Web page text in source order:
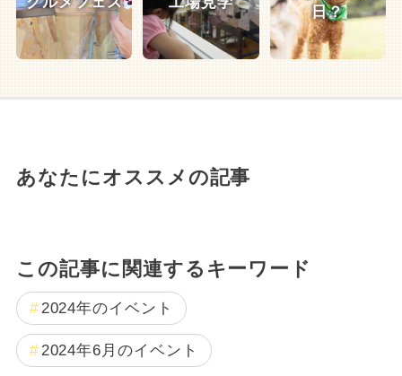
日？
あなたにオススメの記事
この記事に関連するキーワード
2024年のイベント
2024年6月のイベント